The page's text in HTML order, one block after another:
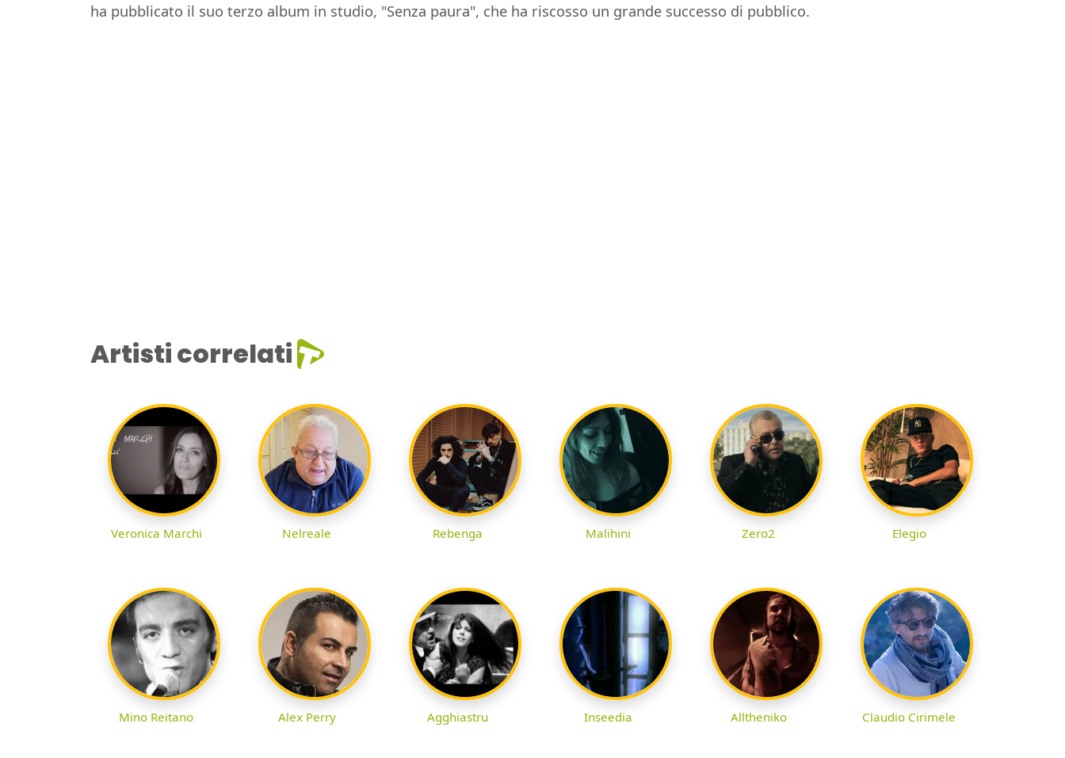
ha pubblicato il suo terzo album in studio, "Senza paura", che ha riscosso un grande successo di pubblico.
Artisti correlati
Veronica Marchi Nelreale Rebenga Malihini Zero2 Elegio
Mino Reitano Alex Perry Agghiastru Inseedia Alltheniko Claudio Cirimele